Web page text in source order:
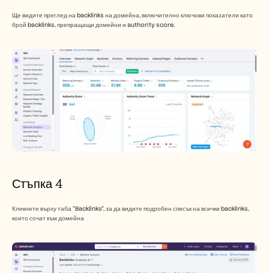
Ще видите преглед на backlinks на домейна, включително ключови показатели като
брой backlinks, препращащи домейни и authority score.
Стъпка 4
Кликнете върху таба “Backlinks”, за да видите подробен списък на всички backlinks,
които сочат към домейна